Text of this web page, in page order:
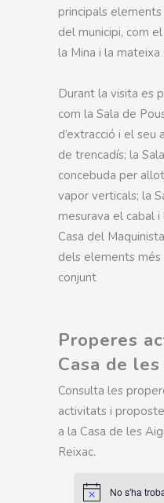
principals
del municipi, com
la Mina i la mateixa
Durant la visita es
com la Sala de
d’extracció i el seu
de trencadís; la
concebuda per
vapor verticals; la
mesurava el cabal i
Casa del
dels elements
conjunt
Properes
Casa de
Consulta les
activitats i
a la Casa de les
Reixac.
No s'ha